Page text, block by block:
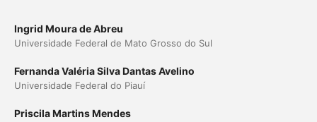
Ingrid Moura de Abreu
Universidade Federal de Mato Grosso do Sul
Fernanda Valéria Silva Dantas Avelino
Universidade Federal do Piauí
Priscila Martins Mendes